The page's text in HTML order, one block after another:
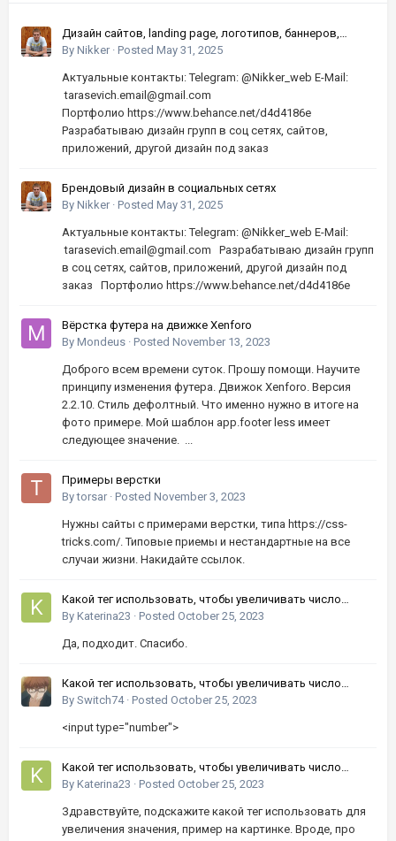
Дизайн сайтов, landing page, логотипов, баннеров,
шапок | Высокое качество, по хорошей цене
By Nikker · Posted May 31, 2025
Актуальные контакты: Telegram: @Nikker_web E-Mail:
tarasevich.email@gmail.com
Портфолио https://www.behance.net/d4d4186e
Разрабатываю дизайн групп в соц сетях, сайтов,
приложений, другой дизайн под заказ
Брендовый дизайн в социальных сетях
By Nikker · Posted May 31, 2025
Актуальные контакты: Telegram: @Nikker_web E-Mail:
tarasevich.email@gmail.com Разрабатываю дизайн групп
в соц сетях, сайтов, приложений, другой дизайн под
заказ Портфолио https://www.behance.net/d4d4186e
Вёрстка футера на движке Xenforo
By Mondeus · Posted November 13, 2023
Доброго всем времени суток. Прошу помощи. Научите
принципу изменения футера. Движок Xenforo. Версия
2.2.10. Стиль дефолтный. Что именно нужно в итоге на
фото примере. Мой шаблон app.footer less имеет
следующее значение. ...
Примеры верстки
Bytorsar · Posted November 3, 2023
Нужны сайты с примерами верстки, типа https://css-
tricks.com/. Типовые приемы и нестандартные на все
случаи жизни. Накидайте ссылок.
Какой тег использовать, чтобы увеличивать число
кнопками вверх-вниз?
By Katerina23 · Posted October 25, 2023
Да, подходит. Спасибо.
Какой тег использовать, чтобы увеличивать число
кнопками вверх-вниз?
By Switch74· Posted October 25, 2023
<input type="number">
Какой тег использовать, чтобы увеличивать число
кнопками вверх-вниз?
By Katerina23 · Posted October 25, 2023
Здравствуйте, подскажите какой тег использовать для
увеличения значения, пример на картинке. Вроде, про